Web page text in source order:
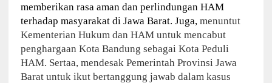
memberikan rasa aman dan perlindungan HAM
terhadap masyarakat di Jawa Barat. Juga,menuntut
Kementerian Hukum dan HAM untuk mencabut
penghargaan Kota Bandung sebagai Kota Peduli
HAM. Sertaa, mendesak Pemerintah Provinsi Jawa
Barat untuk ikut bertanggung jawab dalam kasus